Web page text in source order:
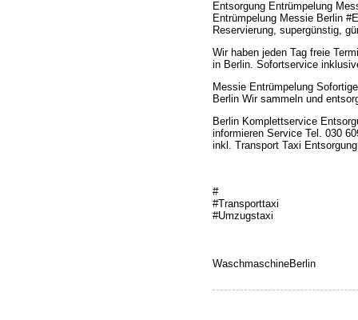
Entsorgung Entrümpelung
Entrümpelung Messie Berlin
Reservierung, supergünstig,
Wir haben jeden Tag freie
in Berlin. Sofortservice
Messie Entrümpelung
Berlin Wir sammeln und
Berlin Komplettservice
informieren Service Tel. 030
inkl. Transport Taxi
#
#Transporttaxi
#Umzugstaxi
WaschmaschineBerlin